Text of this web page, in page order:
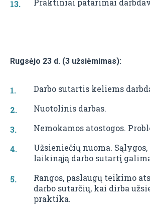
Rugsėjo 23 d. (3 užsiėmimas):
Darbo sutartis keliems
Nuotolinis darbas.
Nemokamos atostogos.
Užsieniečių nuoma.
laikinąją darbo sutartį
Rangos, paslaugų teikimo
darbo sutarčių, kai dirba
praktika.